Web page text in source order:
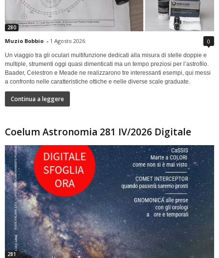
280
Muzio Bobbio - 1 Agosto 2026 0
Un viaggio tra gli oculari multifunzione dedicati alla misura di stelle doppie e
multiple, strumenti oggi quasi dimenticati ma un tempo preziosi per l’astrofilo.
Baader, Celestron e Meade ne realizzarono tre interessanti esempi, qui messi
a confronto nelle caratteristiche ottiche e nelle diverse scale graduate.
Continua a leggere
Coelum Astronomia 281 IV/2026 Digitale
281